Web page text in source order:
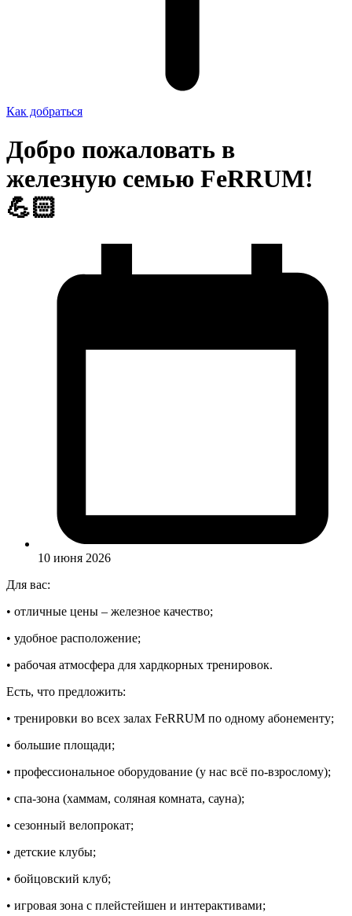
Как добраться
Добро пожаловать в
железную семью FeRRUM!
💪🏻
10 июня 2026
Для вас:
• отличные цены – железное качество;
• удобное расположение;
• рабочая атмосфера для хардкорных тренировок.
Есть, что предложить:
• тренировки во всех залах FeRRUM по одному абонементу;
• большие площади;
• профессиональное оборудование (у нас всё по-взрослому);
• спа-зона (хаммам, соляная комната, сауна);
• сезонный велопрокат;
• детские клубы;
• бойцовский клуб;
• игровая зона с плейстейшен и интерактивами;